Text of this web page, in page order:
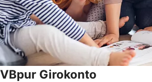
VBpur Girokonto